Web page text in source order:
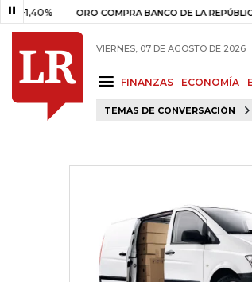
ORO COMPRA BANCO DE LA REPÚBLICA $
VIERNES, 07 DE AGOSTO DE 2026
FINANZAS ECONOMÍA
TEMAS DE CONVERSACIÓN